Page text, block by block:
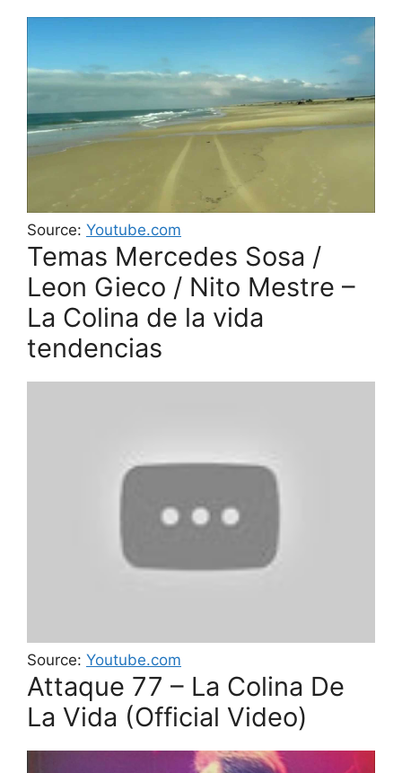
Source: Youtube.com
Temas Mercedes Sosa /
Leon Gieco / Nito Mestre –
La Colina de la vida
tendencias
Source: Youtube.com
Attaque 77 – La Colina De
La Vida (Official Video)